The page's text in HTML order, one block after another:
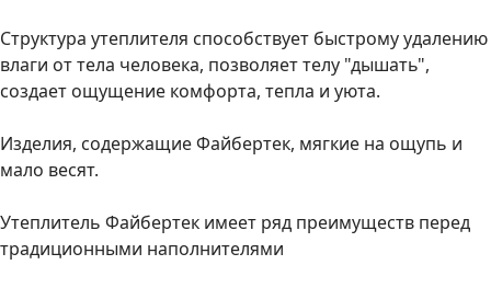
Структура утеплителя способствует быстрому удалению
влаги от тела человека, позволяет телу "дышать",
создает ощущение комфорта, тепла и уюта.
Изделия, содержащие Файбертек, мягкие на ощупь и
мало весят.
Утеплитель Файбертек имеет ряд преимуществ перед
традиционными наполнителями